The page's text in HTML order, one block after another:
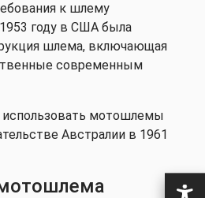
к шлему
году в США была
шлема, включающая
современным
мотошлемы
Австралии в 1961